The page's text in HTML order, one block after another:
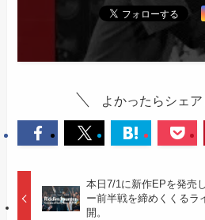
よかったらシェア
本日7/1に新作EPを発売
ー前半戦を締めくくるラ
開。